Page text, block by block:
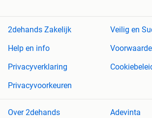
2dehands Zakelijk
Veilig en
Help en info
Privacyverklaring
Privacyvoorkeuren
Over 2dehands
Adevinta